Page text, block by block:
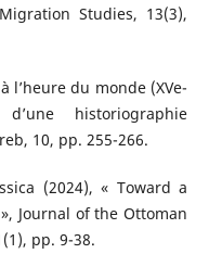
Studies, 13(3),
l’heure du monde (XVe-
historiographie
10, pp. 255-266.
(2024), « Toward a
Journal of the Ottoman
pp. 9-38.